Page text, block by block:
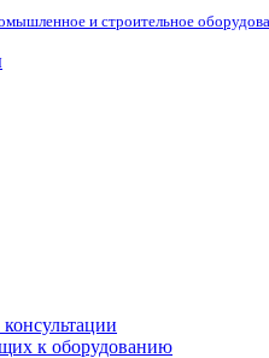
и строительное
к оборудованию